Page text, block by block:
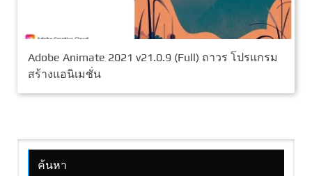
Adobe Animate 2021 v21.0.9 (Full) ถาวร โปรแกรม
สร้างแอนิเมชั่น
ค้นหา